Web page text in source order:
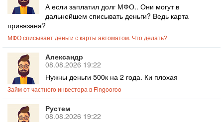
А если заплатил долг МФО.. Они могут в
дальнейшем списывать деньги? Ведь карта
привязана?
МФО списывает деньги с карты автоматом. Что делать?
Александр
08.08.2026 19:22
Нужны деньги 500к на 2 года. Ки плохая
Займ от частного инвестора в Fingooroo
Рустем
08.08.2026 19:22